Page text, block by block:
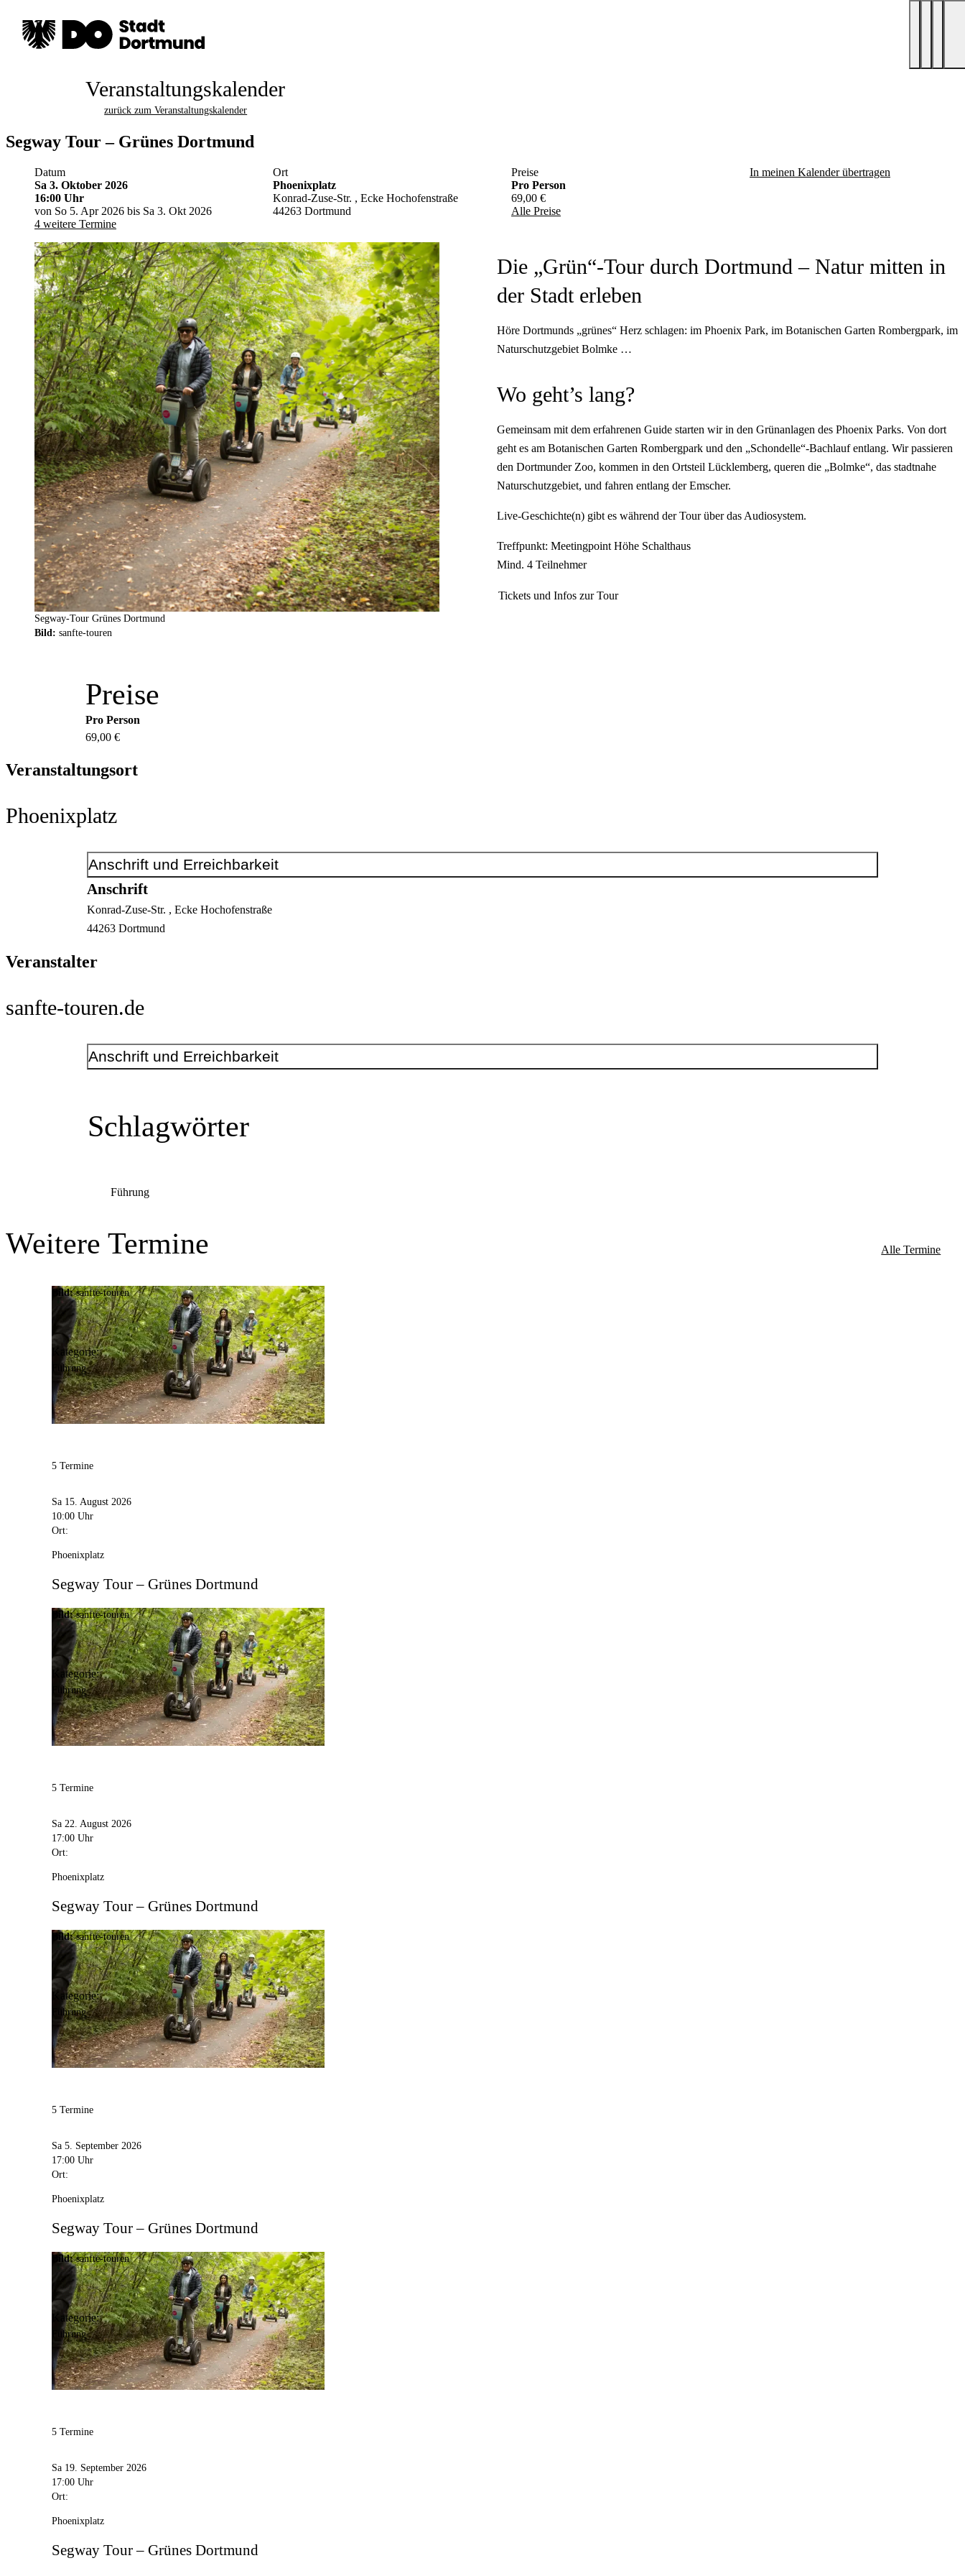
Veranstaltungskalender
zurück zum Veranstaltungskalender
Segway Tour – Grünes Dortmund
Datum
Sa 3. Oktober 2026
16:00 Uhr
von So 5. Apr 2026 bis Sa 3. Okt 2026
4 weitere Termine
Ort
Phoenixplatz
Konrad-Zuse-Str. , Ecke Hochofenstraße
44263 Dortmund
Preise
Pro Person
69,00 €
Alle Preise
In meinen Kalender übertragen
Segway-Tour Grünes Dortmund
Bild: sanfte-touren
Die „Grün“-Tour durch Dortmund – Natur mitten in
der Stadt erleben
Höre Dortmunds „grünes“ Herz schlagen: im Phoenix Park, im Botanischen Garten Rombergpark, im
Naturschutzgebiet Bolmke …
Wo geht’s lang?
Gemeinsam mit dem erfahrenen Guide starten wir in den Grünanlagen des Phoenix Parks. Von dort
geht es am Botanischen Garten Rombergpark und den „Schondelle“-Bachlauf entlang. Wir passieren
den Dortmunder Zoo, kommen in den Ortsteil Lücklemberg, queren die „Bolmke“, das stadtnahe
Naturschutzgebiet, und fahren entlang der Emscher.
Live-Geschichte(n) gibt es während der Tour über das Audiosystem.
Treffpunkt: Meetingpoint Höhe Schalthaus
Mind. 4 Teilnehmer
Tickets und Infos zur Tour
Preise
Pro Person
69,00 €
Veranstaltungsort
Phoenixplatz
Anschrift und Erreichbarkeit
Anschrift
Konrad-Zuse-Str. , Ecke Hochofenstraße
44263 Dortmund
Veranstalter
sanfte-touren.de
Anschrift und Erreichbarkeit
E-Mail-Adresse anfrage@sanfte-touren.de
www.sanfte-touren.de
44139 Dortmund
Schlagwörter
Führung
Weitere Termine Alle Termine
Bild: sanfte-touren
Kategorie:
Führung
5 Termine
Sa 15. August 2026
10:00 Uhr
Ort:
Phoenixplatz
Segway Tour – Grünes Dortmund
Bild: sanfte-touren
Kategorie:
Führung
5 Termine
Sa 22. August 2026
17:00 Uhr
Ort:
Phoenixplatz
Segway Tour – Grünes Dortmund
Bild: sanfte-touren
Kategorie:
Führung
5 Termine
Sa 5. September 2026
17:00 Uhr
Ort:
Phoenixplatz
Segway Tour – Grünes Dortmund
Bild: sanfte-touren
Kategorie:
Führung
5 Termine
Sa 19. September 2026
17:00 Uhr
Ort:
Phoenixplatz
Segway Tour – Grünes Dortmund